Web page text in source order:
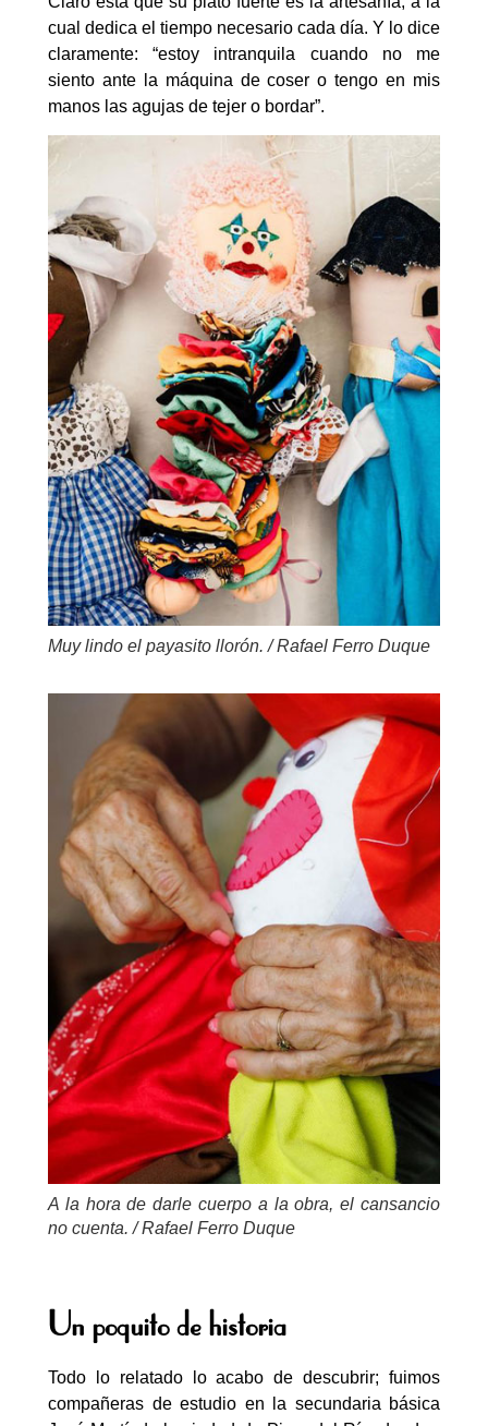
cual dedica el tiempo necesario cada día. Y lo dice
claramente: “estoy intranquila cuando no me
siento ante la máquina de coser o tengo en mis
manos las agujas de tejer o bordar”.
Muy lindo el payasito llorón. / Rafael Ferro Duque
A la hora de darle cuerpo a la obra, el cansancio
no cuenta. / Rafael Ferro Duque
Un poquito de historia
Todo lo relatado lo acabo de descubrir; fuimos
compañeras de estudio en la secundaria básica